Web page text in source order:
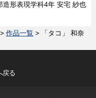
造形表現学科4年 安宅 紗也
> 作品一覧 > 「タコ」 和奈
戻る